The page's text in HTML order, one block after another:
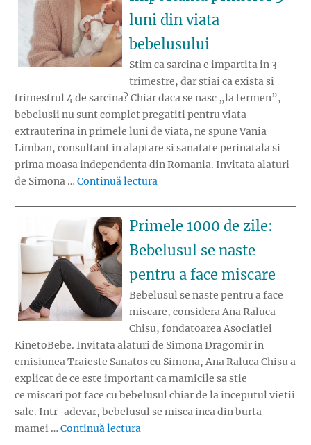
luni din viata
bebelusului
Stim ca sarcina e impartita in 3
trimestre, dar stiai ca exista si
trimestrul 4 de sarcina? Chiar daca se nasc „la termen”,
bebelusii nu sunt complet pregatiti pentru viata
extrauterina in primele luni de viata, ne spune Vania
Limban, consultant in alaptare si sanatate perinatala si
prima moasa independenta din Romania. Invitata alaturi
de Simona … Continuă lectura
Primele 1000 de zile:
Bebelusul se naste
pentru a face miscare
Bebelusul se naste pentru a face
miscare, considera Ana Raluca
Chisu, fondatoarea Asociatiei
KinetoBebe. Invitata alaturi de Simona Dragomir in
emisiunea Traieste Sanatos cu Simona, Ana Raluca Chisu a
explicat de ce este important ca mamicile sa stie
ce miscari pot face cu bebelusul chiar de la inceputul vietii
sale. Intr-adevar, bebelusul se misca inca din burta
mamei … Continuă lectura